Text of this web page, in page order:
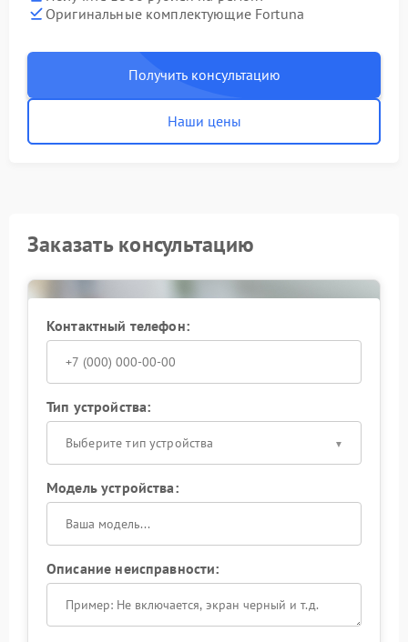
Оригинальные комплектующие Fortuna
Получить консультацию
Наши цены
Заказать консультацию
Контактный телефон:
Тип устройства:
Выберите тип устройства
Модель устройства:
Описание неисправности: